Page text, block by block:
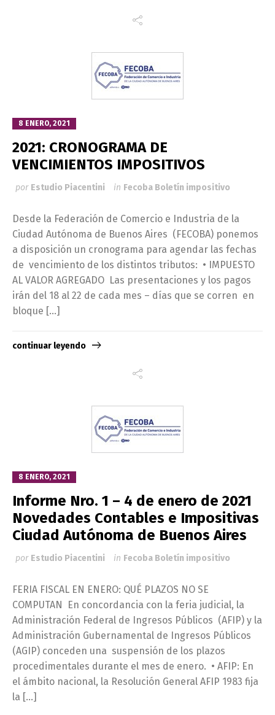
8 ENERO, 2021
2021: CRONOGRAMA DE
VENCIMIENTOS IMPOSITIVOS
por Estudio Piacentini in Fecoba Boletín impositivo
Desde la Federación de Comercio e Industria de la
Ciudad Autónoma de Buenos Aires (FECOBA) ponemos
a disposición un cronograma para agendar las fechas
de vencimiento de los distintos tributos: • IMPUESTO
AL VALOR AGREGADO Las presentaciones y los pagos
irán del 18 al 22 de cada mes – días que se corren en
bloque […]
continuar leyendo
8 ENERO, 2021
Informe Nro. 1 – 4 de enero de 2021
Novedades Contables e Impositivas
Ciudad Autónoma de Buenos Aires
por Estudio Piacentini in Fecoba Boletín impositivo
FERIA FISCAL EN ENERO: QUÉ PLAZOS NO SE
COMPUTAN En concordancia con la feria judicial, la
Administración Federal de Ingresos Públicos (AFIP) y la
Administración Gubernamental de Ingresos Públicos
(AGIP) conceden una suspensión de los plazos
procedimentales durante el mes de enero. • AFIP: En
el ámbito nacional, la Resolución General AFIP 1983 fija
la […]